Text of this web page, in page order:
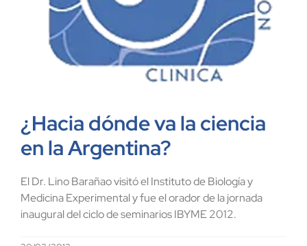
¿Hacia dónde va la ciencia
en la Argentina?
El Dr. Lino Barañao visitó el Instituto de Biología y
Medicina Experimental y fue el orador de la jornada
inaugural del ciclo de seminarios IBYME 2012.